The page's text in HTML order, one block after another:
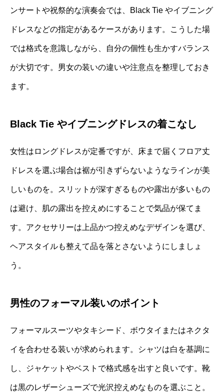
ンサートや祝祭的な演奏会では、Black Tie やイブニング
ドレスなどの指定があるケースがあります。こうした場
では格式を意識しながら、自分の個性も生かすバランス
が大切です。男女の装いの違いや注意点を整理しておき
ます。
Black Tie やイブニングドレスの着こなし
女性はロングドレスが定番ですが、床まで届くフロア丈
ドレスを選ぶ場合は裾が引きずらないようなラインが美
しいものを。スリットが深すぎるものや露出が多いもの
は避け、肌の露出を控えめにすることで気品が保てま
す。アクセサリーは上品かつ控えめなデザインを選び、
ヘアスタイルも整えて品を落とさないようにしましょ
う。
男性のフォーマル装いのポイント
フォーマルスーツやタキシード、ボウタイまたはネクタ
イを合わせる装いが求められます。シャツは白を基調に
し、ジャケットやベストで格式感を出すと良いです。靴
は黒のレザーシューズで光沢控えめなものを選ぶこと。